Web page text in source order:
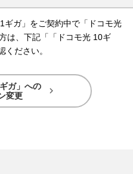
ギガ」をご契約中で「ドコモ光
は、下記「「ドコモ光 10ギ
ください。
ガ」への
変更
